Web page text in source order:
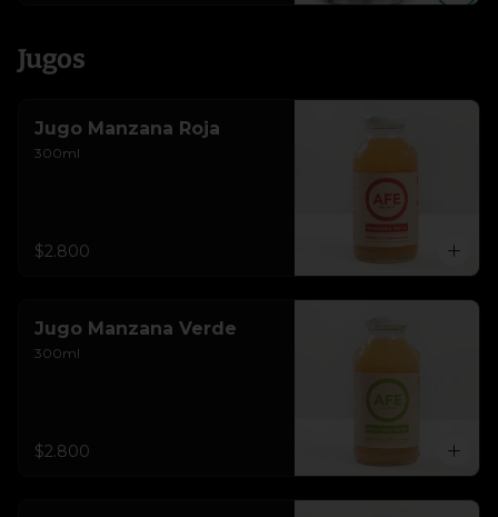
Jugos
Jugo Manzana Roja
300ml
$2.800
Jugo Manzana Verde
300ml
$2.800